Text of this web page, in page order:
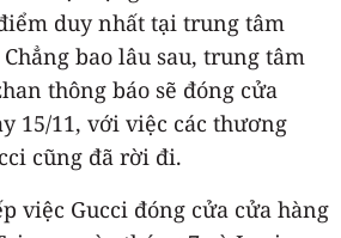
duy nhất tại trung tâm
bao lâu sau, trung tâm
thông báo sẽ đóng cửa
15/11, với việc các thương
cũng đã rời đi.
việc Gucci đóng cửa cửa hàng